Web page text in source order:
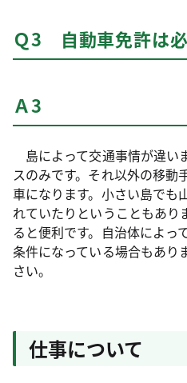
Ｑ3 自動車免許は
Ａ3
島によって交通事情が違い
スのみです。それ以外の移動
車になります。小さい島でも
れていたりということもあり
ると便利です。自治体によっ
条件になっている場合もあり
さい。
仕事について